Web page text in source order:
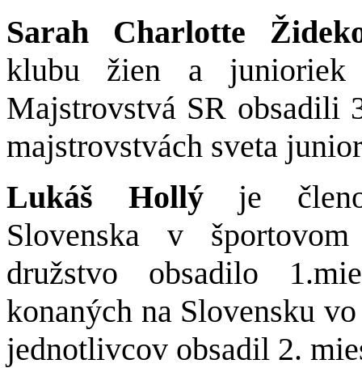
Sarah Charlotte
klubu žien a
Majstrovstvá SR obsadili
majstrovstvách sveta
Lukáš Hollýje
Slovenska v
družstvo obsadilo
konaných na Slovensku
jednotlivcov obsadil 2.